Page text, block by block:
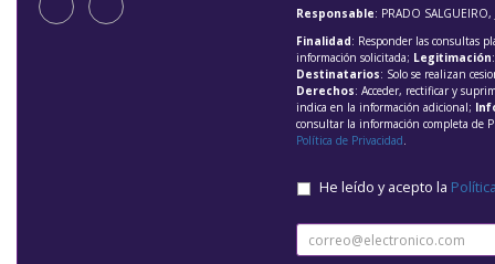
Responsable: PRADO SALGUEIRO,
Finalidad: Responder las consultas
información solicitada; Legitimación
Destinatarios: Solo se realizan
Derechos: Acceder, rectificar y
indica en la información adicional;
consultar la información completa de
Política de Privacidad.
He leído y acepto la